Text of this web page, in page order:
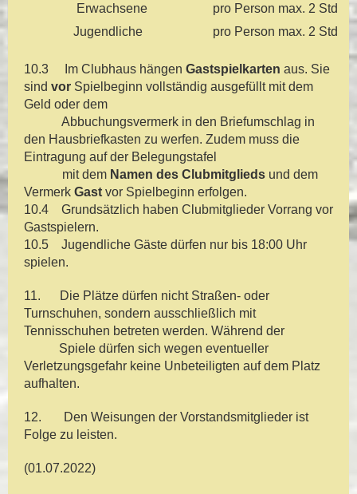
Erwachsene
pro Person max. 2 Std
Jugendliche
pro Person max. 2 Std
10.3 Im Clubhaus hängen Gastspielkarten aus. Sie
sind vor Spielbeginn vollständig ausgefüllt mit dem
Geld oder dem
Abbuchungsvermerk in den Briefumschlag in
den Hausbriefkasten zu werfen. Zudem muss die
Eintragung auf der Belegungstafel
mit dem Namen des Clubmitglieds und dem
Vermerk Gast vor Spielbeginn erfolgen.
10.4 Grundsätzlich haben Clubmitglieder Vorrang vor
Gastspielern.
10.5 Jugendliche Gäste dürfen nur bis 18:00 Uhr
spielen.
11. Die Plätze dürfen nicht Straßen- oder
Turnschuhen, sondern ausschließlich mit
Tennisschuhen betreten werden. Während der
Spiele dürfen sich wegen eventueller
Verletzungsgefahr keine Unbeteiligten auf dem Platz
aufhalten.
12. Den Weisungen der Vorstandsmitglieder ist
Folge zu leisten.
(01.07.2022)